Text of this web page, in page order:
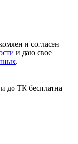
и согласен
и даю свое
.
и до ТК бесплатна